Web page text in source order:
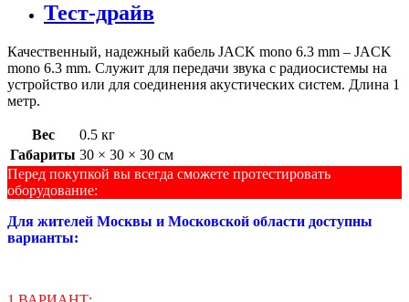
Тест-драйв
Качественный, надежный кабель JACK mono 6.3 mm – JACK
mono 6.3 mm. Служит для передачи звука с радиосистемы на
устройство или для соединения акустических систем. Длина 1
метр.
Вес
0.5 кг
Габариты 30 × 30 × 30 см
Перед покупкой вы всегда сможете протестировать
оборудование:
Для жителей Москвы и Московской области доступны
варианты: